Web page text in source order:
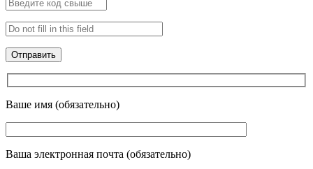
Ваше имя (обязательно)
Ваша электронная почта (обязательно)